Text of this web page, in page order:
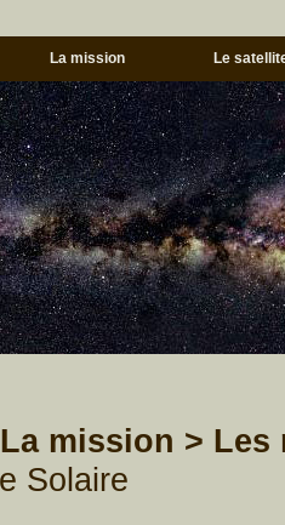
La mission Le
mission > Les
Solaire